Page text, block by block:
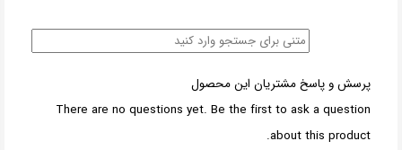
پرسش و پاسخ مشتریان این محصول
There are no questions yet. Be the first to ask a question
about this product.